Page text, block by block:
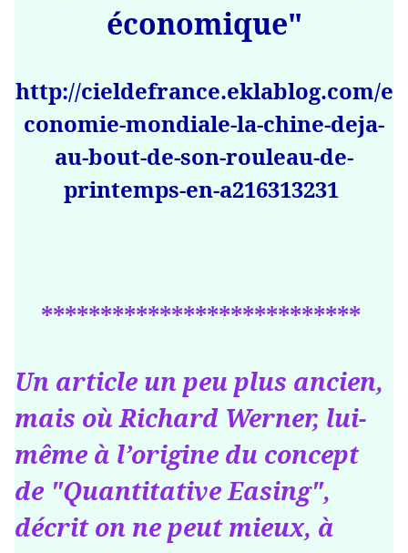
économique"
http://cieldefrance.eklablog.com/e
conomie-mondiale-la-chine-deja-
au-bout-de-son-rouleau-de-
printemps-en-a216313231
***************************
Un article un peu plus ancien,
mais où Richard Werner, lui-
même à l’origine du concept
de "Quantitative Easing",
décrit on ne peut mieux, à